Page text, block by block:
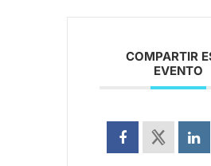
COMPARTIR
EVENTO